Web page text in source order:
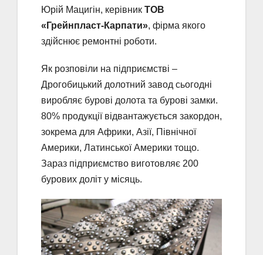
Юрій Мацигін, керівник ТОВ
«Грейнпласт-Карпати», фірма якого
здійснює ремонтні роботи.
Як розповіли на підприємстві –
Дрогобицький долотний завод сьогодні
виробляє бурові долота та бурові замки.
80% продукції відвантажується закордон,
зокрема для Африки, Азії, Північної
Америки, Латинської Америки тощо.
Зараз підприємство виготовляє 200
бурових доліт у місяць.